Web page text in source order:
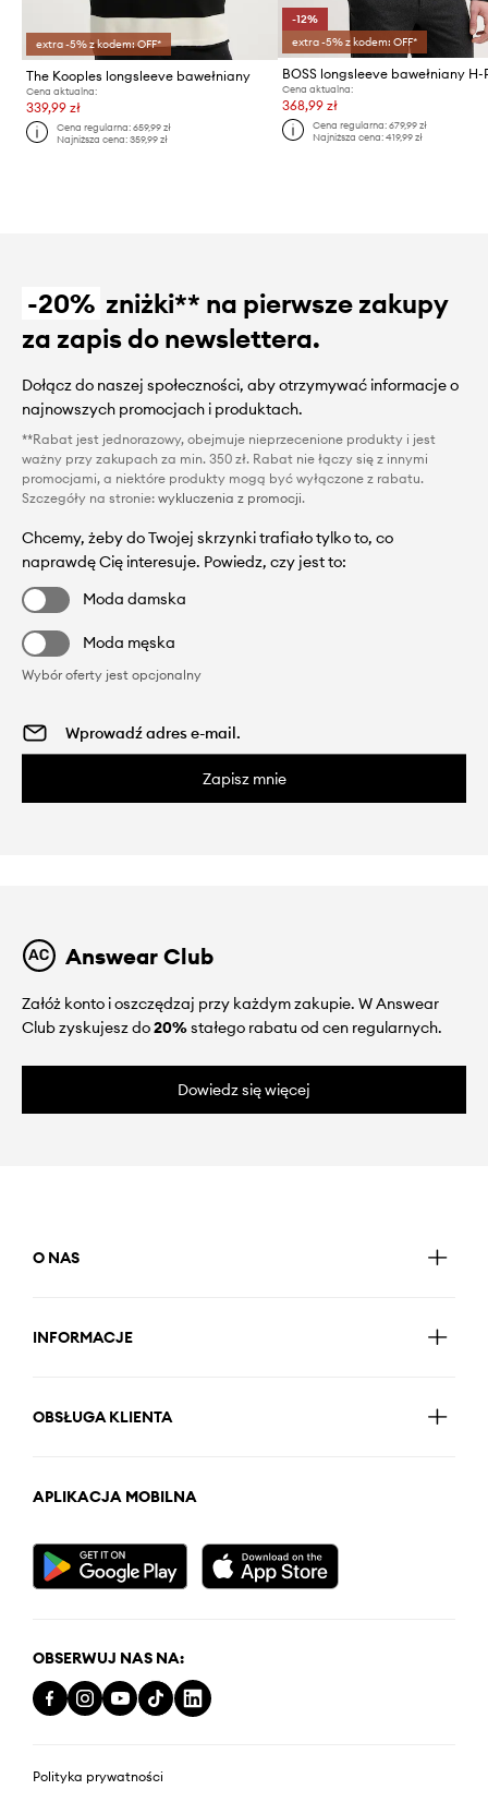
extra -5% z kodem: OFF*
The Kooples longsleeve bawełniany
Cena aktualna:
339,99 zł
Cena regularna:659,99 zł
Najniższa cena:359,99 zł
-12%
extra -5% z kodem: OFF*
Cena aktualna:
368,99 zł
Cena regularna: 679,99 zł
Najniższa cena: 419,99 zł
-20% zniżki** na pierwsze zakupy
za zapis do newslettera.
Dołącz do naszej społeczności, aby otrzymywać informacje o
najnowszych promocjach i produktach.
**Rabat jest jednorazowy, obejmuje nieprzecenione produkty i jest
ważny przy zakupach za min. 350 zł. Rabat nie łączy się z innymi
promocjami, a niektóre produkty mogą być wyłączone z rabatu.
Szczegóły na stronie: wykluczenia z promocji.
Chcemy, żeby do Twojej skrzynki trafiało tylko to, co
naprawdę Cię interesuje. Powiedz, czy jest to:
Moda damska
Moda męska
Wybór oferty jest opcjonalny
Zapisz mnie
Answear Club
Załóż konto i oszczędzaj przy każdym zakupie. W Answear
Club zyskujesz do20%stałego rabatu od cen regularnych.
Dowiedz się więcej
O NAS
INFORMACJE
OBSŁUGA KLIENTA
APLIKACJA MOBILNA
OBSERWUJ NAS NA:
Polityka prywatności